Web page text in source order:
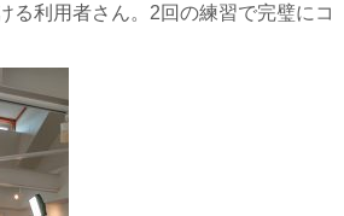
る利用者さん。2回の練習で完璧にコ